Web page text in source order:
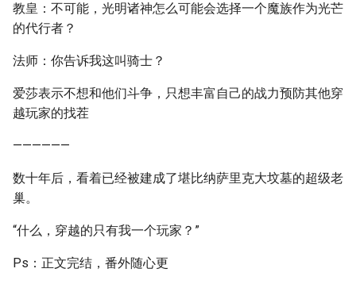
教皇：不可能，光明诸神怎么可能会选择一个魔族作为光芒
的代行者？
法师：你告诉我这叫骑士？
爱莎表示不想和他们斗争，只想丰富自己的战力预防其他穿
越玩家的找茬
——————
数十年后，看着已经被建成了堪比纳萨里克大坟墓的超级老
巢。
“什么，穿越的只有我一个玩家？”
Ps：正文完结，番外随心更